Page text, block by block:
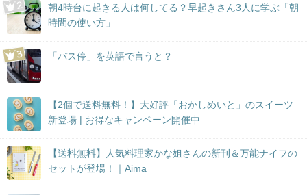
朝4時台に起きる人は何してる？早起きさん3人に学ぶ「朝
時間の使い方」
「バス停」を英語で言うと？
【2個で送料無料！】大好評「おかしめいと」のスイーツ
新登場 | お得なキャンペーン開催中
【送料無料】人気料理家かな姐さんの新刊＆万能ナイフの
セットが登場！｜Aima